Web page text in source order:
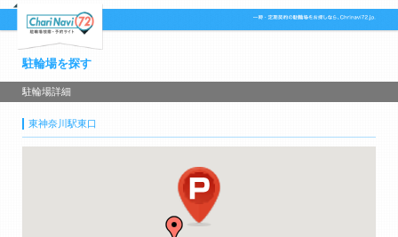
駐輪場を探す
駐輪場詳細
東神奈川駅東口